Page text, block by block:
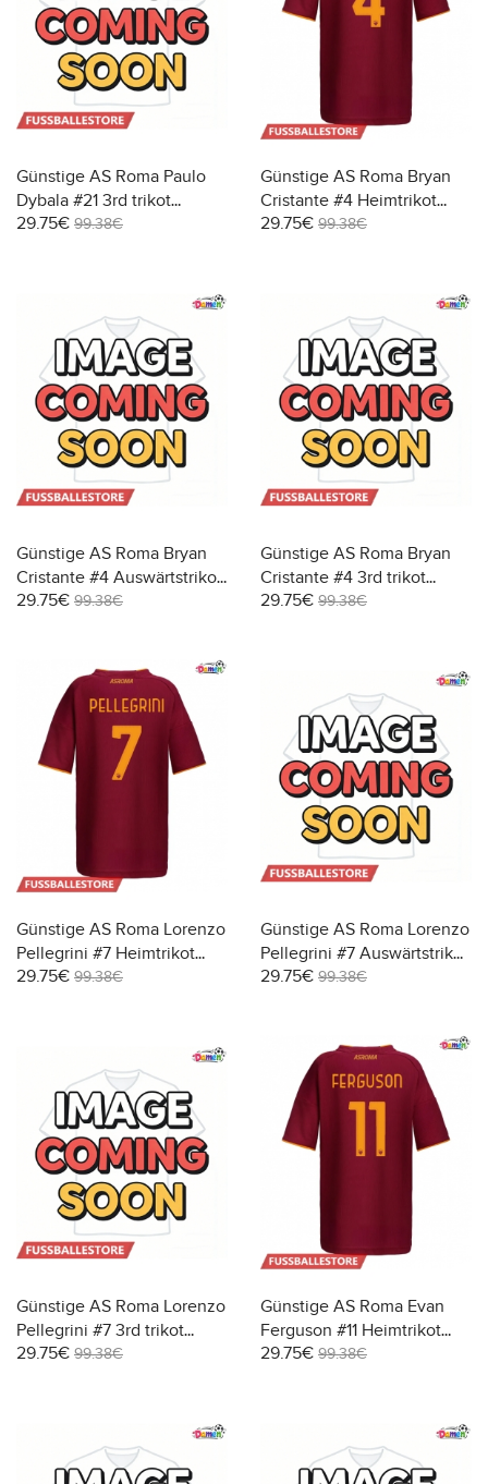
Günstige AS Roma Paulo
Dybala #21 3rd trikot
Damen 2025-26 Kurzarm
29.75€ 99.38€
Günstige AS Roma Bryan
Cristante #4 Heimtrikot
Damen 2025-26 Kurzarm
29.75€ 99.38€
Günstige AS Roma Bryan
Cristante #4 Auswärtstrikot
Damen 2025-26 Kurzarm
29.75€ 99.38€
Günstige AS Roma Bryan
Cristante #4 3rd trikot
Damen 2025-26 Kurzarm
29.75€ 99.38€
Günstige AS Roma Lorenzo
Pellegrini #7 Heimtrikot
Damen 2025-26 Kurzarm
29.75€ 99.38€
Günstige AS Roma Lorenzo
Pellegrini #7 Auswärtstrikot
Damen 2025-26 Kurzarm
29.75€ 99.38€
Günstige AS Roma Lorenzo
Pellegrini #7 3rd trikot
Damen 2025-26 Kurzarm
29.75€ 99.38€
Günstige AS Roma Evan
Ferguson #11 Heimtrikot
Damen 2025-26 Kurzarm
29.75€ 99.38€